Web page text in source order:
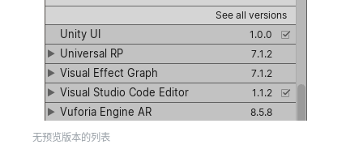
无预览版本的列表